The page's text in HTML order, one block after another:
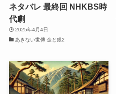
ネタバレ 最終回 NHKBS時
代劇
2025年4月4日
あきない世傳 金と銀2